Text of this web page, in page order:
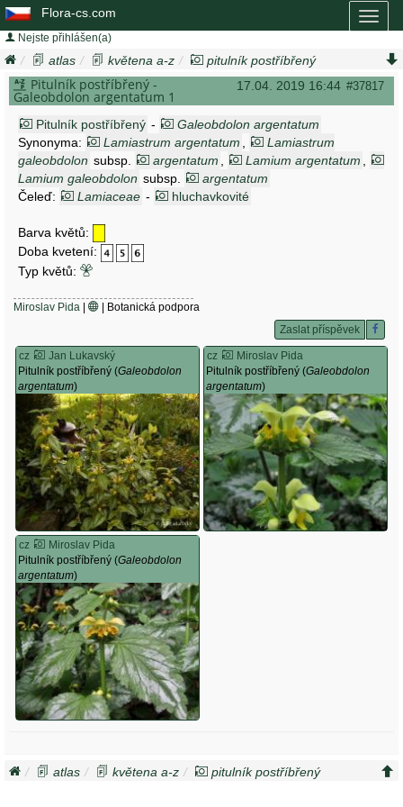
Flora-cs.com
Nejste přihlášen(a)
atlas květena a-z
pitulník postříbřený
galeobdolon argentatum
17.04. 2019 16:44 #37817
Pitulník postříbřený -
Galeobdolon argentatum 1
Pitulník postříbřený -
Galeobdolon argentatum
Synonyma:
Lamiastrum argentatum
Lamiastrum
galeobdolon subsp. argentatum Lamium argentatum
Lamium galeobdolon subsp.
argentatum
Čeleď:
Lamiaceae - hluchavkovité
Barva květů:
Doba kvetení:
Typ květů:
Miroslav Pida |
| Botanická podpora
Zaslat příspěvek
cz
Jan Lukavský
Pitulník postříbřený (Galeobdolon
argentatum)
cz
Miroslav Pida
Pitulník postříbřený (Galeobdolon
argentatum)
cz
Miroslav Pida
Pitulník postříbřený (Galeobdolon
argentatum)
atlas květena a-z
pitulník postříbřený